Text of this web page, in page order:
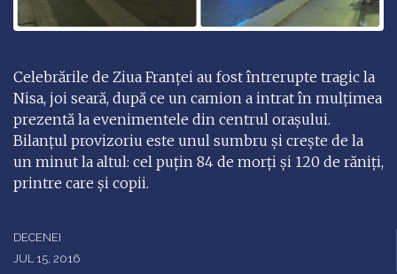
Celebrările de Ziua Franţei au fost întrerupte tragic la
Nisa, joi seară, după ce un camion a intrat în mulţimea
prezentă la evenimentele din centrul oraşului.
Bilanţul provizoriu este unul sumbru şi creşte de la
un minut la altul: cel puţin 84 de morţi şi 120 de răniţi,
printre care şi copii.
DECENEI
JUL 15, 2016